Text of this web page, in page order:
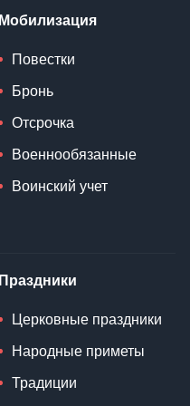
Мобилизация
Повестки
Бронь
Отсрочка
Военнообязанные
Воинский учет
Праздники
Церковные праздники
Народные приметы
Традиции